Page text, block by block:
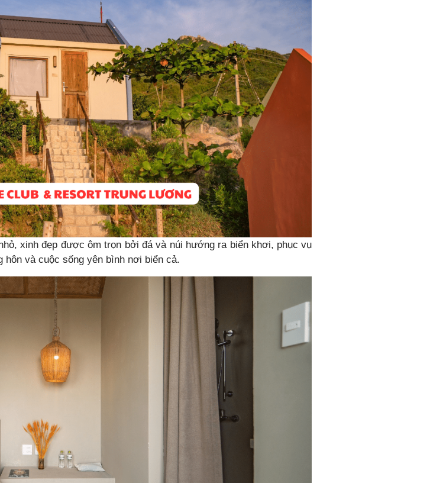
xinh đẹp được ôm trọn bởi đá và núi hướng ra biển khơi, phục vụ
hôn và cuộc sống yên bình nơi biển cả.